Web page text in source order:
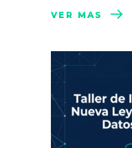
VER MÁS